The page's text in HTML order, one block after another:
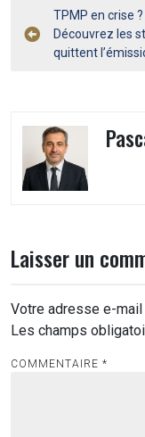
Navigation
de
TPMP en crise ?
Découvrez les
quittent
Laisser un
Votre adresse e-
Les champs
COMMENTAIRE *